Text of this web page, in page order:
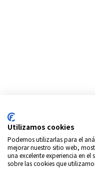
Utilizamos cookies
Podemos utilizarlas para el
mejorar nuestro sitio web,
una excelente experiencia en
sobre las cookies que